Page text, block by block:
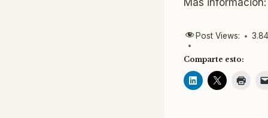
Más información:
Post Views:
Comparte esto: